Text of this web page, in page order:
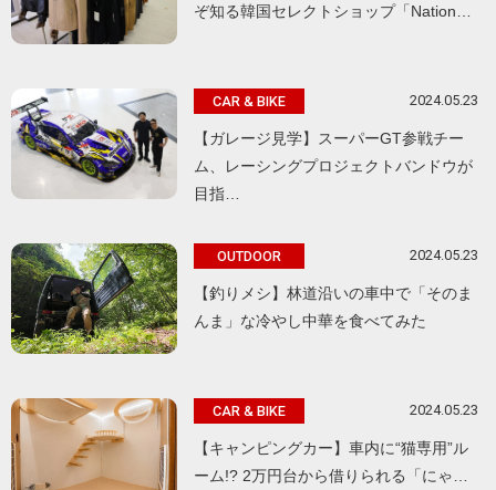
ぞ知る韓国セレクトショップ「Nation…
CAR & BIKE 2024.05.23
【ガレージ見学】スーパーGT参戦チー
ム、レーシングプロジェクトバンドウが
目指…
OUTDOOR 2024.05.23
【釣りメシ】林道沿いの車中で「そのま
んま」な冷やし中華を食べてみた
CAR & BIKE 2024.05.23
【キャンピングカー】車内に“猫専用”ル
ーム!? 2万円台から借りられる「にゃ…